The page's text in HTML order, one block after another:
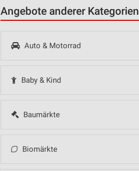
Angebote anderer Kategorien
Auto & Motorrad
Baby & Kind
Baumärkte
Biomärkte